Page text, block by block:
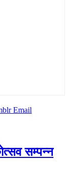
Email
सम्पन्न